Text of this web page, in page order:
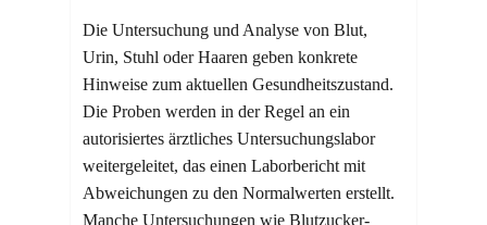
Die Untersuchung und Analyse von Blut,
Urin, Stuhl oder Haaren geben konkrete
Hinweise zum aktuellen Gesundheitszustand.
Die Proben werden in der Regel an ein
autorisiertes ärztliches Untersuchungslabor
weitergeleitet, das einen Laborbericht mit
Abweichungen zu den Normalwerten erstellt.
Manche Untersuchungen wie Blutzucker-